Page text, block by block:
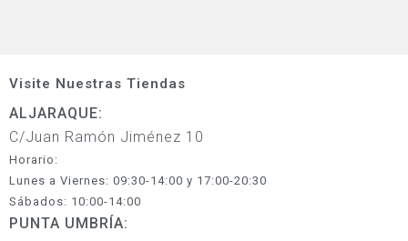
Visite Nuestras Tiendas
ALJARAQUE:
C/Juan Ramón Jiménez 10
Horario:
Lunes a Viernes: 09:30-14:00 y 17:00-20:30
Sábados: 10:00-14:00
PUNTA UMBRÍA: